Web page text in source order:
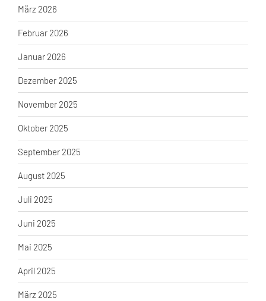
März 2026
Februar 2026
Januar 2026
Dezember 2025
November 2025
Oktober 2025
September 2025
August 2025
Juli 2025
Juni 2025
Mai 2025
April 2025
März 2025